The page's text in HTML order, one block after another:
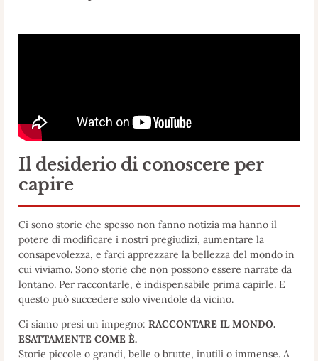
Il desiderio di conoscere per
capire
Ci sono storie che spesso non fanno notizia ma hanno il
potere di modificare i nostri pregiudizi, aumentare la
consapevolezza, e farci apprezzare la bellezza del mondo in
cui viviamo. Sono storie che non possono essere narrate da
lontano. Per raccontarle, è indispensabile prima capirle. E
questo può succedere solo vivendole da vicino.
Ci siamo presi un impegno: RACCONTARE IL MONDO.
ESATTAMENTE COME È.
Storie piccole o grandi, belle o brutte, inutili o immense. A